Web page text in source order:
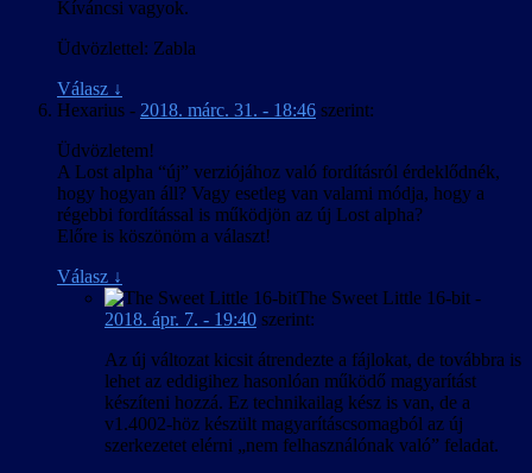
Kíváncsi vagyok.
Üdvözlettel: Zabla
Válasz ↓
Hexarius - 2018. márc. 31. - 18:46 szerint:
Üdvözletem!
A Lost alpha “új” verziójához való fordításról érdeklődnék,
hogy hogyan áll? Vagy esetleg van valami módja, hogy a
régebbi fordítással is működjön az új Lost alpha?
Előre is köszönöm a választ!
Válasz ↓
The Sweet Little 16-bit -
2018. ápr. 7. - 19:40 szerint:
Az új változat kicsit átrendezte a fájlokat, de továbbra is
lehet az eddigihez hasonlóan működő magyarítást
készíteni hozzá. Ez technikailag kész is van, de a
v1.4002-höz készült magyarításcsomagból az új
szerkezetet elérni „nem felhasználónak való” feladat.